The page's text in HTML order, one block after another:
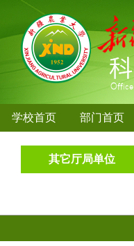
学校首页 部门首页
其它厅局单位